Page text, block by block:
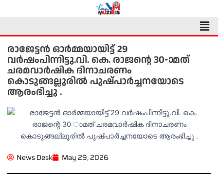
രാജേട്ടൻ ഓർമ്മയായിട്ട് 29
വർഷംപിന്നിട്ടു.വി. കെ. രാജന്റെ 30-ാമത്
ചരമവാർഷിക ദിനാചരണം
കൊടുങ്ങല്ലൂരിൽ പുഷ്പാർച്ചനയോടെ
ആരംഭിച്ചു .
News Desk May 29, 2026